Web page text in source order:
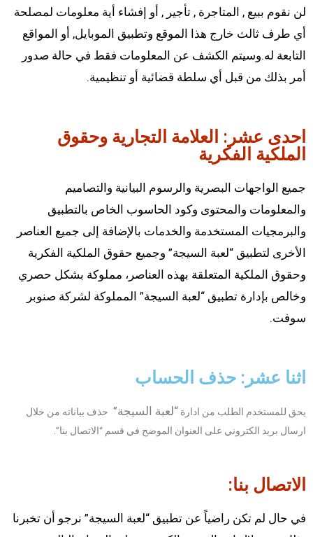
لن نقوم ببيع , المتاجرة , تأجير , أو إفشاء أية معلومات لمصلحة
أي طرف ثالث خارج هذا الموقع وتطبيق الموبايل, أو المواقع
التابعة له.وسيتم الكشف عن المعلومات فقط في حالة صدور
أمر بذلك من قبل أي سلطة قضائية أو تنظيمية.
احدى عشر: العلامة التجارية وحقوق
الملكية الفكرية
جميع الواجهات البصرية والرسوم البيانية والتصاميم
والمعلومات والمحتوى وكود الحاسوب الخاص بالتطبيق
والبرمجيات المستخدمة والخدمات بالإضافة إلى جميع العناصر
الأخرى لتطبيق “لعبة السيجة” وجميع حقوق الملكية الفكرية
وحقوق الملكية المتعلقة بهذه العناصر، مملوكة بشكل حصري
وخالص بإدارة تطبيق “لعبة السيجة” المملوكة لشركة صنوبر
سوفت.
اثنا عشر: حذف الحساب
يحق للمستخدم الطلب من ادارة “لعبة السيجة” حذف بياناته من خلال
ارسال بريد الكتروني على العنوان الموضح في قسم “الاتصال بنا”.
الاتصال بنا:
في حال لم تكن راضياً عن تطبيق “لعبة السيجة” نرجو أن تخبرنا